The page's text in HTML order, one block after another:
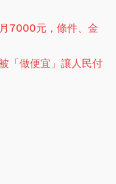
7000元，條件、金
「做便宜」讓人民付